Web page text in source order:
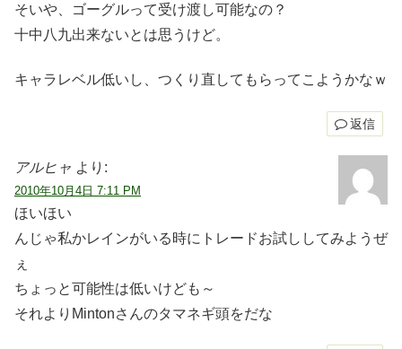
そいや、ゴーグルって受け渡し可能なの？
十中八九出来ないとは思うけど。
キャラレベル低いし、つくり直してもらってこようかなｗ
返信
アルヒャ より:
2010年10月4日 7:11 PM
ほいほい
んじゃ私かレインがいる時にトレードお試ししてみようぜ
ぇ
ちょっと可能性は低いけども～
それよりMintonさんのタマネギ頭をだな